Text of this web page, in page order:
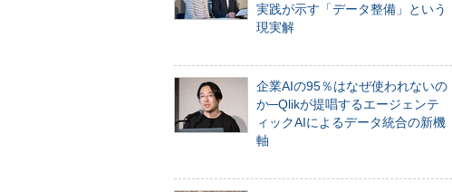
実践が示す「データ整備」という
現実解
企業AIの95％はなぜ使われないの
か─Qlikが提唱するエージェンテ
ィックAIによるデータ統合の新機
軸